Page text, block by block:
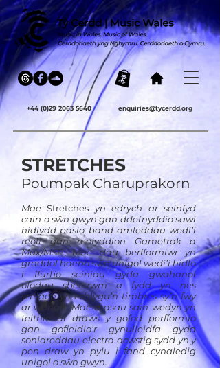
+44 (0)29 2063 5640 enquiries@tycerdd.org
STRETCHES
Poumpak Charuprakorn
MaeStretches yn edrych ar seinfyd
cain o sŵn gwyn gan ddefnyddio sawl
hidlydd pasio band amleddau wedi’i
reoli gan reolyddion Gametrak a
Max/MSP. Mae dau berfformiwr yn
graddol haenu sŵn unigol wedi’i hidlo
i ffurfio seiniau gyda gwahanol
ofodau sbectrwm a fydd yn nes
ymlaen yn esblygu’n timbres sy’n fwy
ar wahân. Mae masau sain wedyn yn
teithio ar draws y gofod perfformio
gan gofleidio’r gynulleidfa gyda
soniareddau electro-acwstig sydd yn y
pen draw yn pylu i fand cynaledig
unigol o sŵn gwyn.